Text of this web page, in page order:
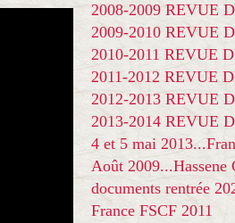
2008-2009 REVUE
2009-2010 REVUE
2010-2011 REVUE
2011-2012 REVUE
2012-2013 REVUE
2013-2014 REVUE
4 et 5 mai
Août 2009...Hassene
documents rentrée
France FSCF 2011